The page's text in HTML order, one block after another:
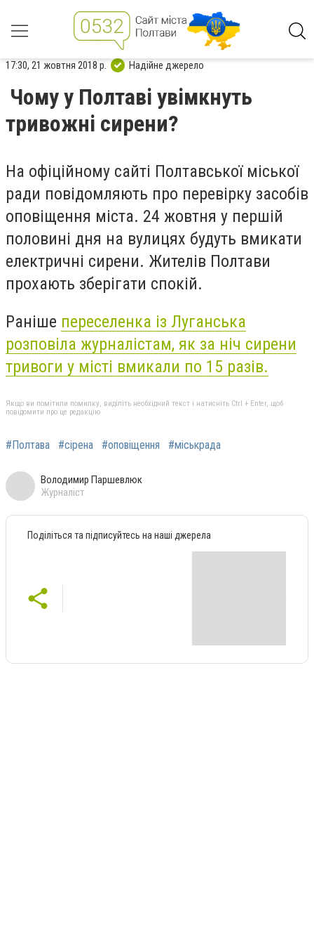
17:30, 21 жовтня 2018 р. Надійне джерело
Чому у Полтаві увімкнуть
тривожні сирени?
На офіційному сайті Полтавської міської
ради повідомляють про перевірку засобів
оповіщення міста. 24 жовтня у першій
половині дня на вулицях будуть вмикати
електричні сирени. Жителів Полтави
прохають зберігати спокій.
Раніше переселенка із Луганська
розповіла журналістам, як за ніч сирени
тривоги у місті вмикали по 15 разів.
Якщо ви помітили помилку, виділіть необхідний текст і натисніть Ctrl + Enter, щоб
повідомити про це редакцію
#Полтава #сірена #оповіщення #міськрада
Володимир Паршевлюк
Журналіст
Поділіться та підписуйтесь на наші джерела